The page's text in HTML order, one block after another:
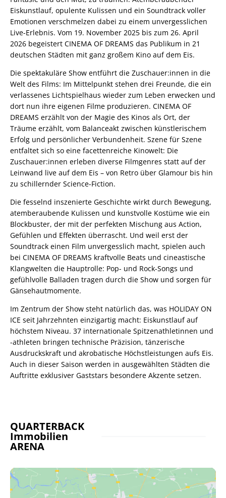
Eiskunstlauf, opulente Kulissen und ein Soundtrack voller
Emotionen verschmelzen dabei zu einem unvergesslichen
Live-Erlebnis. Vom 19. November 2025 bis zum 26. April
2026 begeistert CINEMA OF DREAMS das Publikum in 21
deutschen Städten mit ganz großem Kino auf dem Eis.
Die spektakuläre Show entführt die Zuschauer:innen in die
Welt des Films: Im Mittelpunkt stehen drei Freunde, die ein
verlassenes Lichtspielhaus wieder zum Leben erwecken und
dort nun ihre eigenen Filme produzieren. CINEMA OF
DREAMS erzählt von der Magie des Kinos als Ort, der
Träume erzählt, vom Balanceakt zwischen künstlerischem
Erfolg und persönlicher Verbundenheit. Szene für Szene
entfaltet sich so eine facettenreiche Kinowelt: Die
Zuschauer:innen erleben diverse Filmgenres statt auf der
Leinwand live auf dem Eis – von Retro über Glamour bis hin
zu schillernder Science-Fiction.
Die fesselnd inszenierte Geschichte wirkt durch Bewegung,
atemberaubende Kulissen und kunstvolle Kostüme wie ein
Blockbuster, der mit der perfekten Mischung aus Action,
Gefühlen und Effekten überrascht. Und weil erst der
Soundtrack einen Film unvergesslich macht, spielen auch
bei CINEMA OF DREAMS kraftvolle Beats und cineastische
Klangwelten die Hauptrolle: Pop- und Rock-Songs und
gefühlvolle Balladen tragen durch die Show und sorgen für
Gänsehautmomente.
Im Zentrum der Show steht natürlich das, was HOLIDAY ON
ICE seit Jahrzehnten einzigartig macht: Eiskunstlauf auf
höchstem Niveau. 37 internationale Spitzenathletinnen und
-athleten bringen technische Präzision, tänzerische
Ausdruckskraft und akrobatische Höchstleistungen aufs Eis.
Auch in dieser Saison werden in ausgewählten Städten die
Auftritte exklusiver Gaststars besondere Akzente setzen.
QUARTERBACK
Immobilien
ARENA